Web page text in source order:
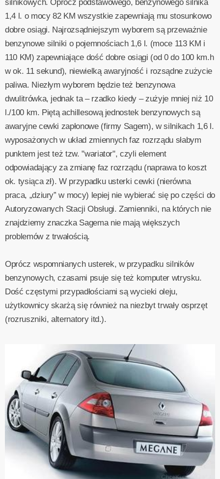
silnikowych. Oprócz podstawowego, benzynowego silnika
1,4 l. o mocy 82 KM wszystkie zapewniają mu stosunkowo
dobre osiągi. Najrozsądniejszym wyborem są przeważnie
benzynowe silniki o pojemnościach 1,6 l. (moce 113 KM i
110 KM) zapewniające dość dobre osiągi (od 0 do 100 km.h
w ok. 11 sekund), niewielką awaryjność i rozsądne zużycie
paliwa. Niezłym wyborem będzie też benzynowa
dwulitrówka, jednak ta – rzadko kiedy – zużyje mniej niż 10
l./100 km. Piętą achillesową jednostek benzynowych są
awaryjne cewki zapłonowe (firmy Sagem), w silnikach 1,6 l.
wyposażonych w układ zmiennych faz rozrządu słabym
punktem jest też tzw. "wariator", czyli element
odpowiadający za zmianę faz rozrządu (naprawa to koszt
ok. tysiąca zł). W przypadku usterki cewki (nierówna
praca, „dziury” w mocy) lepiej nie wybierać się po części do
Autoryzowanych Stacji Obsługi. Zamienniki, na których nie
znajdziemy znaczka Sagema nie mają większych
problemów z trwałością.
Oprócz wspomnianych usterek, w przypadku silników
benzynowych, czasami psuje się też komputer wtrysku.
Dość częstymi przypadłościami są wycieki oleju,
użytkownicy skarżą się również na niezbyt trwały osprzęt
(rozruszniki, alternatory itd.).